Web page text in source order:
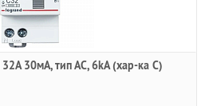
30мА, тип АC, 6kA (хар-ка C)